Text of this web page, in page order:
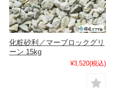
化粧砂利／マーブロックグリ
ーン 15kg
¥3,520(税込)